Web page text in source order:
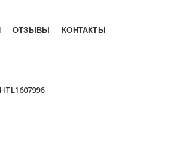
ОТЗЫВЫ КОНТАКТЫ
HTL1607996